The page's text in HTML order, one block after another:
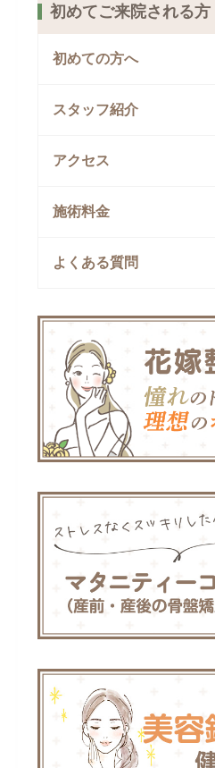
初めてご来院される方
初めての方へ
スタッフ紹介
アクセス
施術料金
よくある質問